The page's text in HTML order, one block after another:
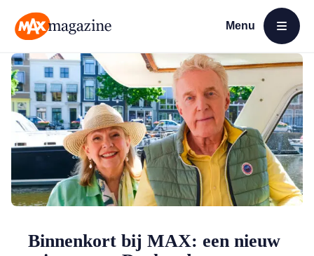
Menu
Open menu
Binnenkort bij MAX: een nieuw